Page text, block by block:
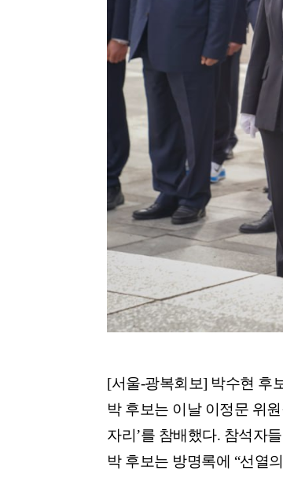
[서울-광복회보] 박수현 후
박 후보는 이날 이정문 위
자리’를 참배했다. 참석자
박 후보는 방명록에 “선열